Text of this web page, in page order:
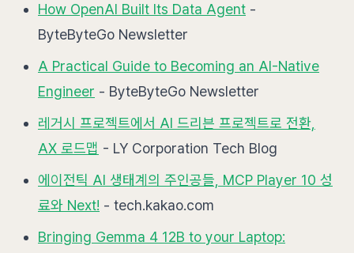
How OpenAI Built Its Data Agent -
ByteByteGo Newsletter
A Practical Guide to Becoming an AI-Native
Engineer - ByteByteGo Newsletter
레거시 프로젝트에서 AI 드리븐 프로젝트로 전환,
AX 로드맵 - LY Corporation Tech Blog
에이전틱 AI 생태계의 주인공들, MCP Player 10 성
료와 Next! - tech.kakao.com
Bringing Gemma 4 12B to your Laptop: